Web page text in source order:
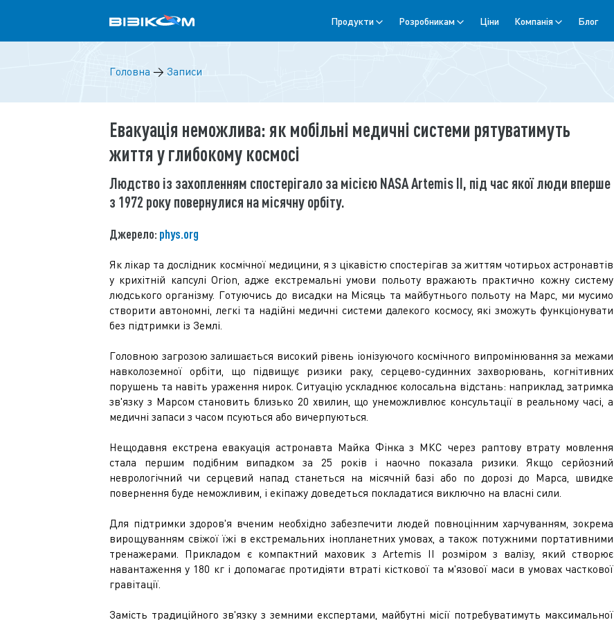
Продукти Розробникам Ціни Компанія Блог
Головна → Записи
Евакуація неможлива: як мобільні медичні системи рятуватимуть
життя у глибокому космосі
Людство із захопленням спостерігало за місією NASA Artemis II, під час якої люди вперше
з 1972 року повернулися на місячну орбіту.
Джерело: phys.org
Як лікар та дослідник космічної медицини, я з цікавістю спостерігав за життям чотирьох астронавтів
у крихітній капсулі Orion, адже екстремальні умови польоту вражають практично кожну систему
людського організму. Готуючись до висадки на Місяць та майбутнього польоту на Марс, ми мусимо
створити автономні, легкі та надійні медичні системи далекого космосу, які зможуть функціонувати
без підтримки із Землі.
Головною загрозою залишається високий рівень іонізуючого космічного випромінювання за межами
навколоземної орбіти, що підвищує ризики раку, серцево-судинних захворювань, когнітивних
порушень та навіть ураження нирок. Ситуацію ускладнює колосальна відстань: наприклад, затримка
зв'язку з Марсом становить близько 20 хвилин, що унеможливлює консультації в реальному часі, а
медичні запаси з часом псуються або вичерпуються.
Нещодавня екстрена евакуація астронавта Майка Фінка з МКС через раптову втрату мовлення
стала першим подібним випадком за 25 років і наочно показала ризики. Якщо серйозний
неврологічний чи серцевий напад станеться на місячній базі або по дорозі до Марса, швидке
повернення буде неможливим, і екіпажу доведеться покладатися виключно на власні сили.
Для підтримки здоров'я вченим необхідно забезпечити людей повноцінним харчуванням, зокрема
вирощуванням свіжої їжі в екстремальних інопланетних умовах, а також потужними портативними
тренажерами. Прикладом є компактний маховик з Artemis II розміром з валізу, який створює
навантаження у 180 кг і допомагає протидіяти втраті кісткової та м'язової маси в умовах часткової
гравітації.
Замість традиційного зв'язку з земними експертами, майбутні місії потребуватимуть максимальної